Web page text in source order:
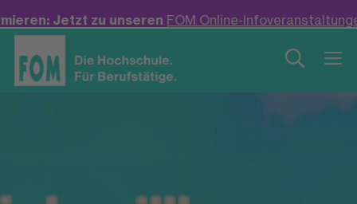
Jetzt zu unserenFOM Online-Infoveranstaltungenim